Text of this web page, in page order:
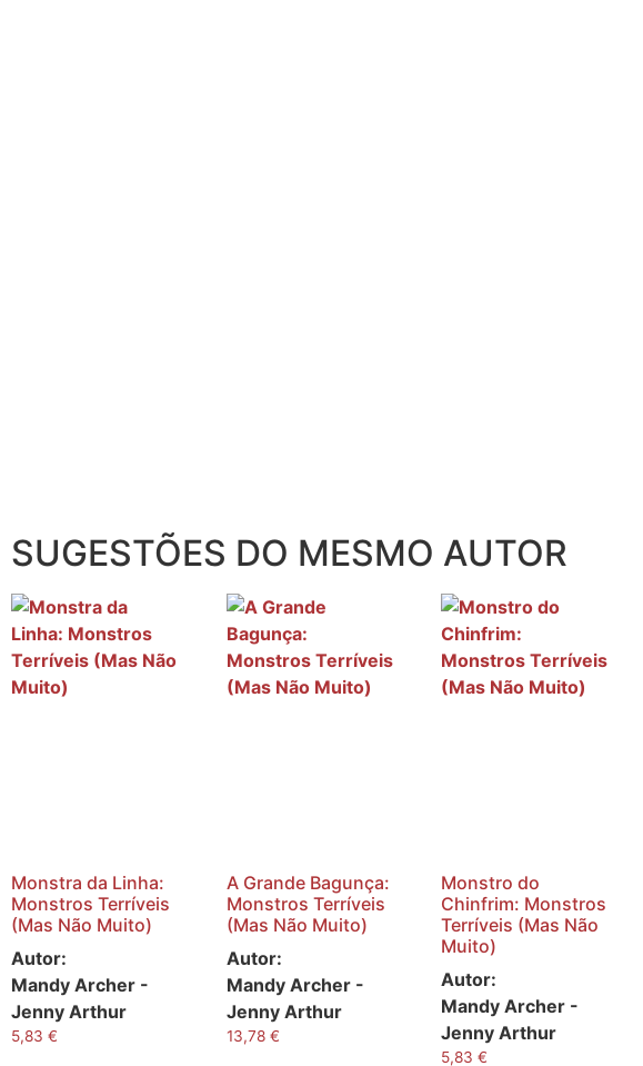
SUGESTÕES DO MESMO AUTOR
Monstra da Linha:
Monstros Terríveis
(Mas Não Muito)
Autor:
Mandy Archer -
Jenny Arthur
5,83 €
A Grande Bagunça:
Monstros Terríveis
(Mas Não Muito)
Autor:
Mandy Archer -
Jenny Arthur
13,78 €
Monstro do
Chinfrim: Monstros
Terríveis (Mas Não
Muito)
Autor:
Mandy Archer -
Jenny Arthur
5,83€